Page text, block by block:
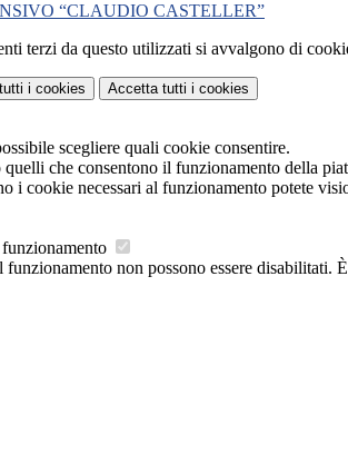
“CLAUDIO CASTELLER”
terzi da questo utilizzati si avvalgono di
i cookies Accetta tutti i cookies
scegliere quali cookie consentire.
quelli che consentono il funzionamento della
i cookie necessari al funzionamento potete
funzionamento non possono essere